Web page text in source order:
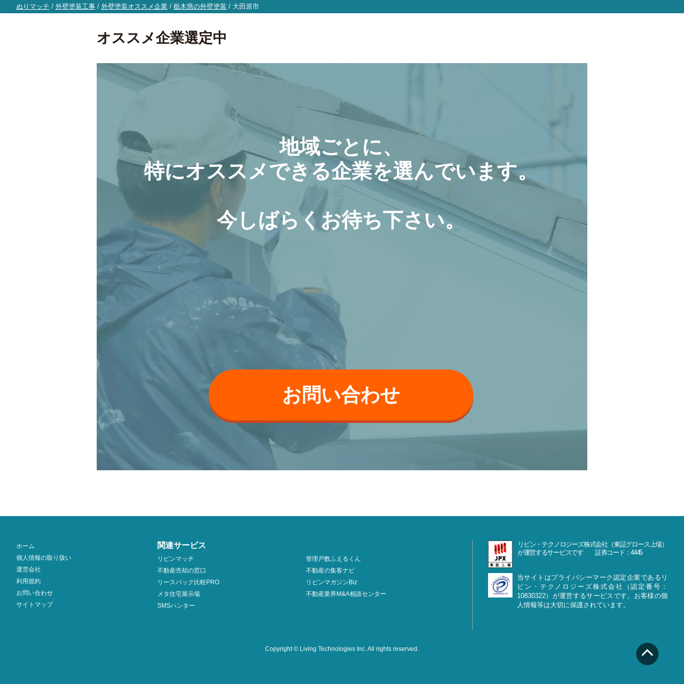
ぬりマッチ / 外壁塗装工事 / 外壁塗装オススメ企業 / 栃木県の外壁塗装 / 大田原市
オススメ企業選定中
地域ごとに、
特にオススメできる企業を選んでいます。
今しばらくお待ち下さい。
お問い合わせ
ホーム
個人情報の取り扱い
運営会社
利用規約
お問い合わせ
サイトマップ
関連サービス
リビンマッチ
不動産売却の窓口
リースバック比較PRO
メタ住宅展示場
SMSハンター
管理戸数ふえるくん
不動産の集客ナビ
リビンマガジンBiz
不動産業界M&A相談センター
リビン・テクノロジーズ株式会社（東証グロース上場）
が運営するサービスです 証券コード：4445
当サイトはプライバシーマーク認定企業であるリ
ビン・テクノロジーズ株式会社（認定番号：
10830322）が運営するサービスです。お客様の個
人情報等は大切に保護されています。
Copyright © Living Technologies Inc.All rights reserved.